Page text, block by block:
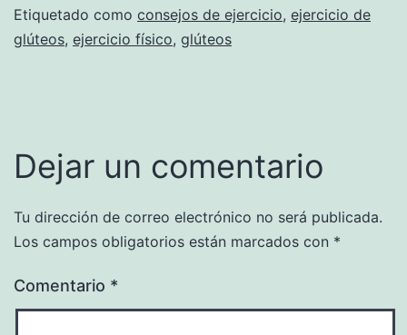
Etiquetado como consejos de ejercicio, ejercicio de
glúteos, ejercicio físico, glúteos
Dejar un comentario
Tu dirección de correo electrónico no será publicada.
Los campos obligatorios están marcados con *
Comentario *